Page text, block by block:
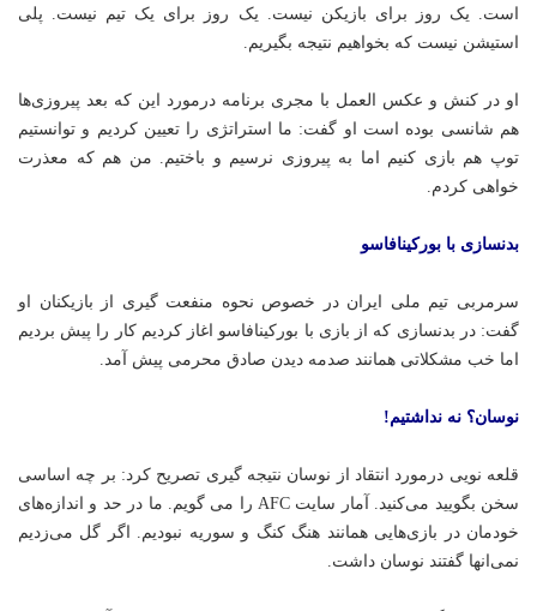
است. یک روز برای بازیکن نیست. یک روز برای یک تیم نیست. پلی
استیشن نیست که بخواهیم نتیجه بگیریم.
او در کنش و عکس العمل با مجری برنامه درمورد این که بعد پیروزی‌ها
هم شانسی بوده است او گفت: ما استراتژی را تعیین کردیم و توانستیم
توپ هم بازی کنیم اما به پیروزی نرسیم و باختیم. من هم که معذرت
خواهی کردم.
بدنسازی با بورکینافاسو
سرمربی تیم ملی ایران در خصوص نحوه منفعت گیری از بازیکنان او
گفت: در بدنسازی که از بازی با بورکینافاسو اغاز کردیم کار را پیش بردیم
اما خب مشکلاتی همانند صدمه دیدن صادق محرمی پیش آمد.
نوسان؟ نه نداشتیم!
قلعه نویی درمورد انتقاد از نوسان نتیجه گیری تصریح کرد: بر چه اساسی
سخن بگویید می‌کنید.
آمار سایت AFC را می گویم
. ما در حد و اندازه‌های
خودمان در بازی‌هایی همانند هنگ کنگ و سوریه نبودیم. اگر گل می‌زدیم
نمی‌انها گفتند نوسان داشت.